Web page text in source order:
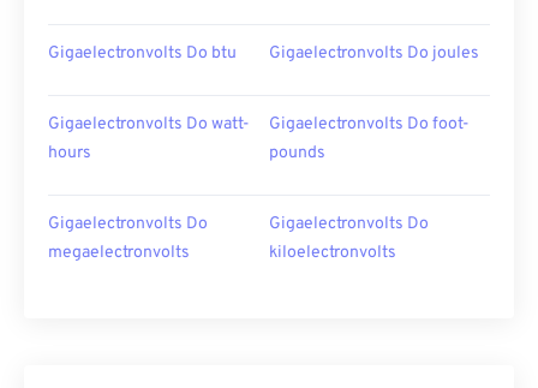
Gigaelectronvolts Do btu Gigaelectronvolts Do joules
Gigaelectronvolts Do watt-
hours
Gigaelectronvolts Do foot-
pounds
Gigaelectronvolts Do
megaelectronvolts
Gigaelectronvolts Do
kiloelectronvolts